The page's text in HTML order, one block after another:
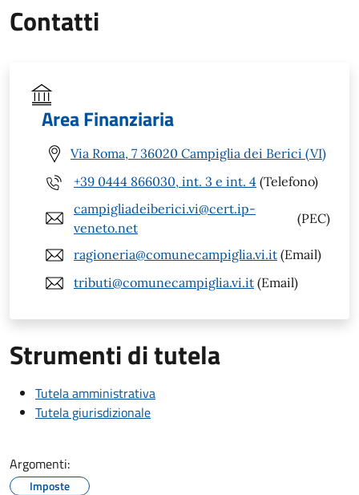
Contatti
Area Finanziaria
Via Roma, 7 36020 Campiglia dei Berici (VI)
+39 0444 866030, int. 3 e int. 4 (Telefono)
campigliadeiberici.vi@cert.ip-
veneto.net
(PEC)
ragioneria@comunecampiglia.vi.it (Email)
tributi@comunecampiglia.vi.it (Email)
Strumenti di tutela
Tutela amministrativa
Tutela giurisdizionale
Argomenti:
Imposte